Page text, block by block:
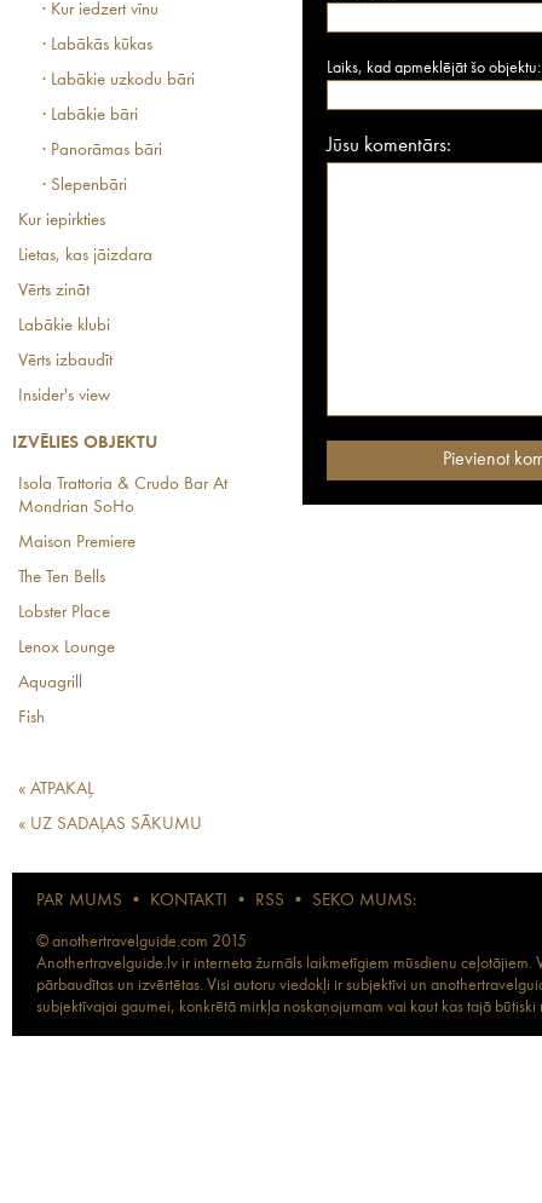
· Kur iedzert vīnu
· Labākās kūkas
· Labākie uzkodu bāri
· Labākie bāri
· Panorāmas bāri
· Slepenbāri
Kur iepirkties
Lietas, kas jāizdara
Vērts zināt
Labākie klubi
Vērts izbaudīt
Insider's view
IZVĒLIES OBJEKTU
Isola Trattoria & Crudo Bar At
Mondrian SoHo
Maison Premiere
The Ten Bells
Lobster Place
Lenox Lounge
Aquagrill
Fish
« ATPAKAĻ
« UZ SADAĻAS SĀKUMU
Laiks, kad apmeklējāt šo objektu:
Jūsu komentārs:
PAR MUMS • KONTAKTI • RSS • SEKO MUMS:
© anothertravelguide.com 2015
Anothertravelguide.lv ir interneta žurnāls laikmetīgiem mūsdienu
pārbaudītas un izvērtētas. Visi autoru viedokļi ir subjektīvi un
subjektīvajai gaumei, konkrētā mirkļa noskaņojumam vai kaut kas tajā